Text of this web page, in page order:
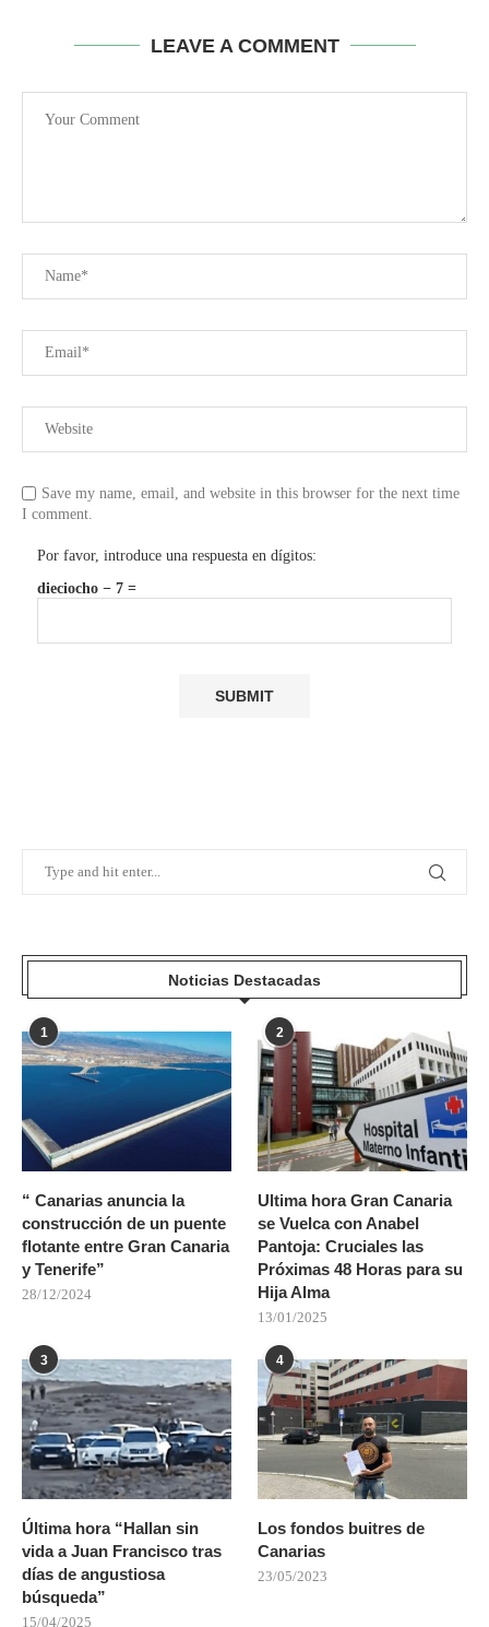
LEAVE A COMMENT
Save my name, email, and website in this browser for the next time
I comment.
Por favor, introduce una respuesta en dígitos:
dieciocho − 7 =
Noticias Destacadas
1
“ Canarias anuncia la
construcción de un puente
flotante entre Gran Canaria
y Tenerife”
28/12/2024
2
Ultima hora Gran Canaria
se Vuelca con Anabel
Pantoja: Cruciales las
Próximas 48 Horas para su
Hija Alma
13/01/2025
3
Última hora “Hallan sin
vida a Juan Francisco tras
días de angustiosa
búsqueda”
15/04/2025
4
Los fondos buitres de
Canarias
23/05/2023